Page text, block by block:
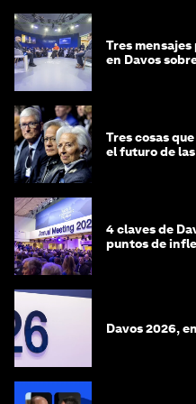
Tres
en Davos
Tres cosas
el futuro de
4 claves de
puntos de
Davos 2026,